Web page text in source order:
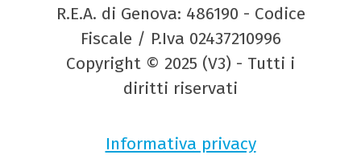
R.E.A. di Genova: 486190 - Codice
Fiscale / P.Iva 02437210996
Copyright © 2025 (V3) - Tutti i
diritti riservati
Informativa privacy